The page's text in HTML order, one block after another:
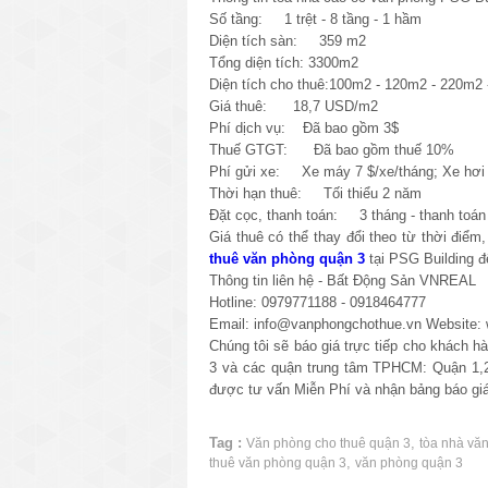
Số tầng: 1 trệt - 8 tầng - 1 hầm
Diện tích sàn: 359 m2
Tổng diện tích: 3300m2
Diện tích cho thuê:100m2 - 120m2 - 220m2
Giá thuê: 18,7 USD/m2
Phí dịch vụ: Đã bao gồm 3$
Thuế GTGT: Đã bao gồm thuế 10%
Phí gửi xe: Xe máy 7 $/xe/tháng; Xe hơi
Thời hạn thuê: Tối thiểu 2 năm
Đặt cọc, thanh toán: 3 tháng - thanh toán
Giá thuê có thể thay đổi theo từ thời
thuê văn phòng quận 3 tại PSG Building
Thông tin liên hệ - Bất Động Sản VNREAL
Hotline: 0979771188 - 0918464777
Email: info@vanphongchothue.vn Website:
Chúng tôi sẽ báo giá trực tiếp cho khách
3 và các quận trung tâm TPHCM: Quận
được tư vấn Miễn Phí và nhận bảng báo
Tag : Văn phòng cho thuê quận 3
tòa nhà
thuê văn phòng quận 3
văn phòng quận 3